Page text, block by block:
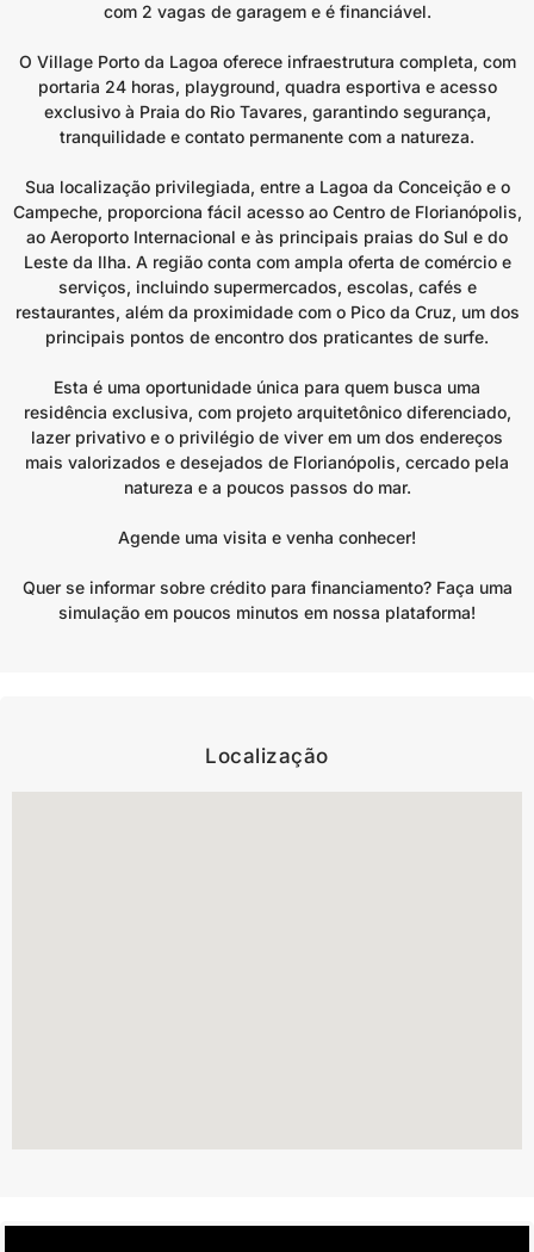
com 2 vagas de garagem e é financiável.
O Village Porto da Lagoa oferece infraestrutura completa, com
portaria 24 horas, playground, quadra esportiva e acesso
exclusivo à Praia do Rio Tavares, garantindo segurança,
tranquilidade e contato permanente com a natureza.
Sua localização privilegiada, entre a Lagoa da Conceição e o
Campeche, proporciona fácil acesso ao Centro de Florianópolis,
ao Aeroporto Internacional e às principais praias do Sul e do
Leste da Ilha. A região conta com ampla oferta de comércio e
serviços, incluindo supermercados, escolas, cafés e
restaurantes, além da proximidade com o Pico da Cruz, um dos
principais pontos de encontro dos praticantes de surfe.
Esta é uma oportunidade única para quem busca uma
residência exclusiva, com projeto arquitetônico diferenciado,
lazer privativo e o privilégio de viver em um dos endereços
mais valorizados e desejados de Florianópolis, cercado pela
natureza e a poucos passos do mar.
Agende uma visita e venha conhecer!
Quer se informar sobre crédito para financiamento? Faça uma
simulação em poucos minutos em nossa plataforma!
Localização